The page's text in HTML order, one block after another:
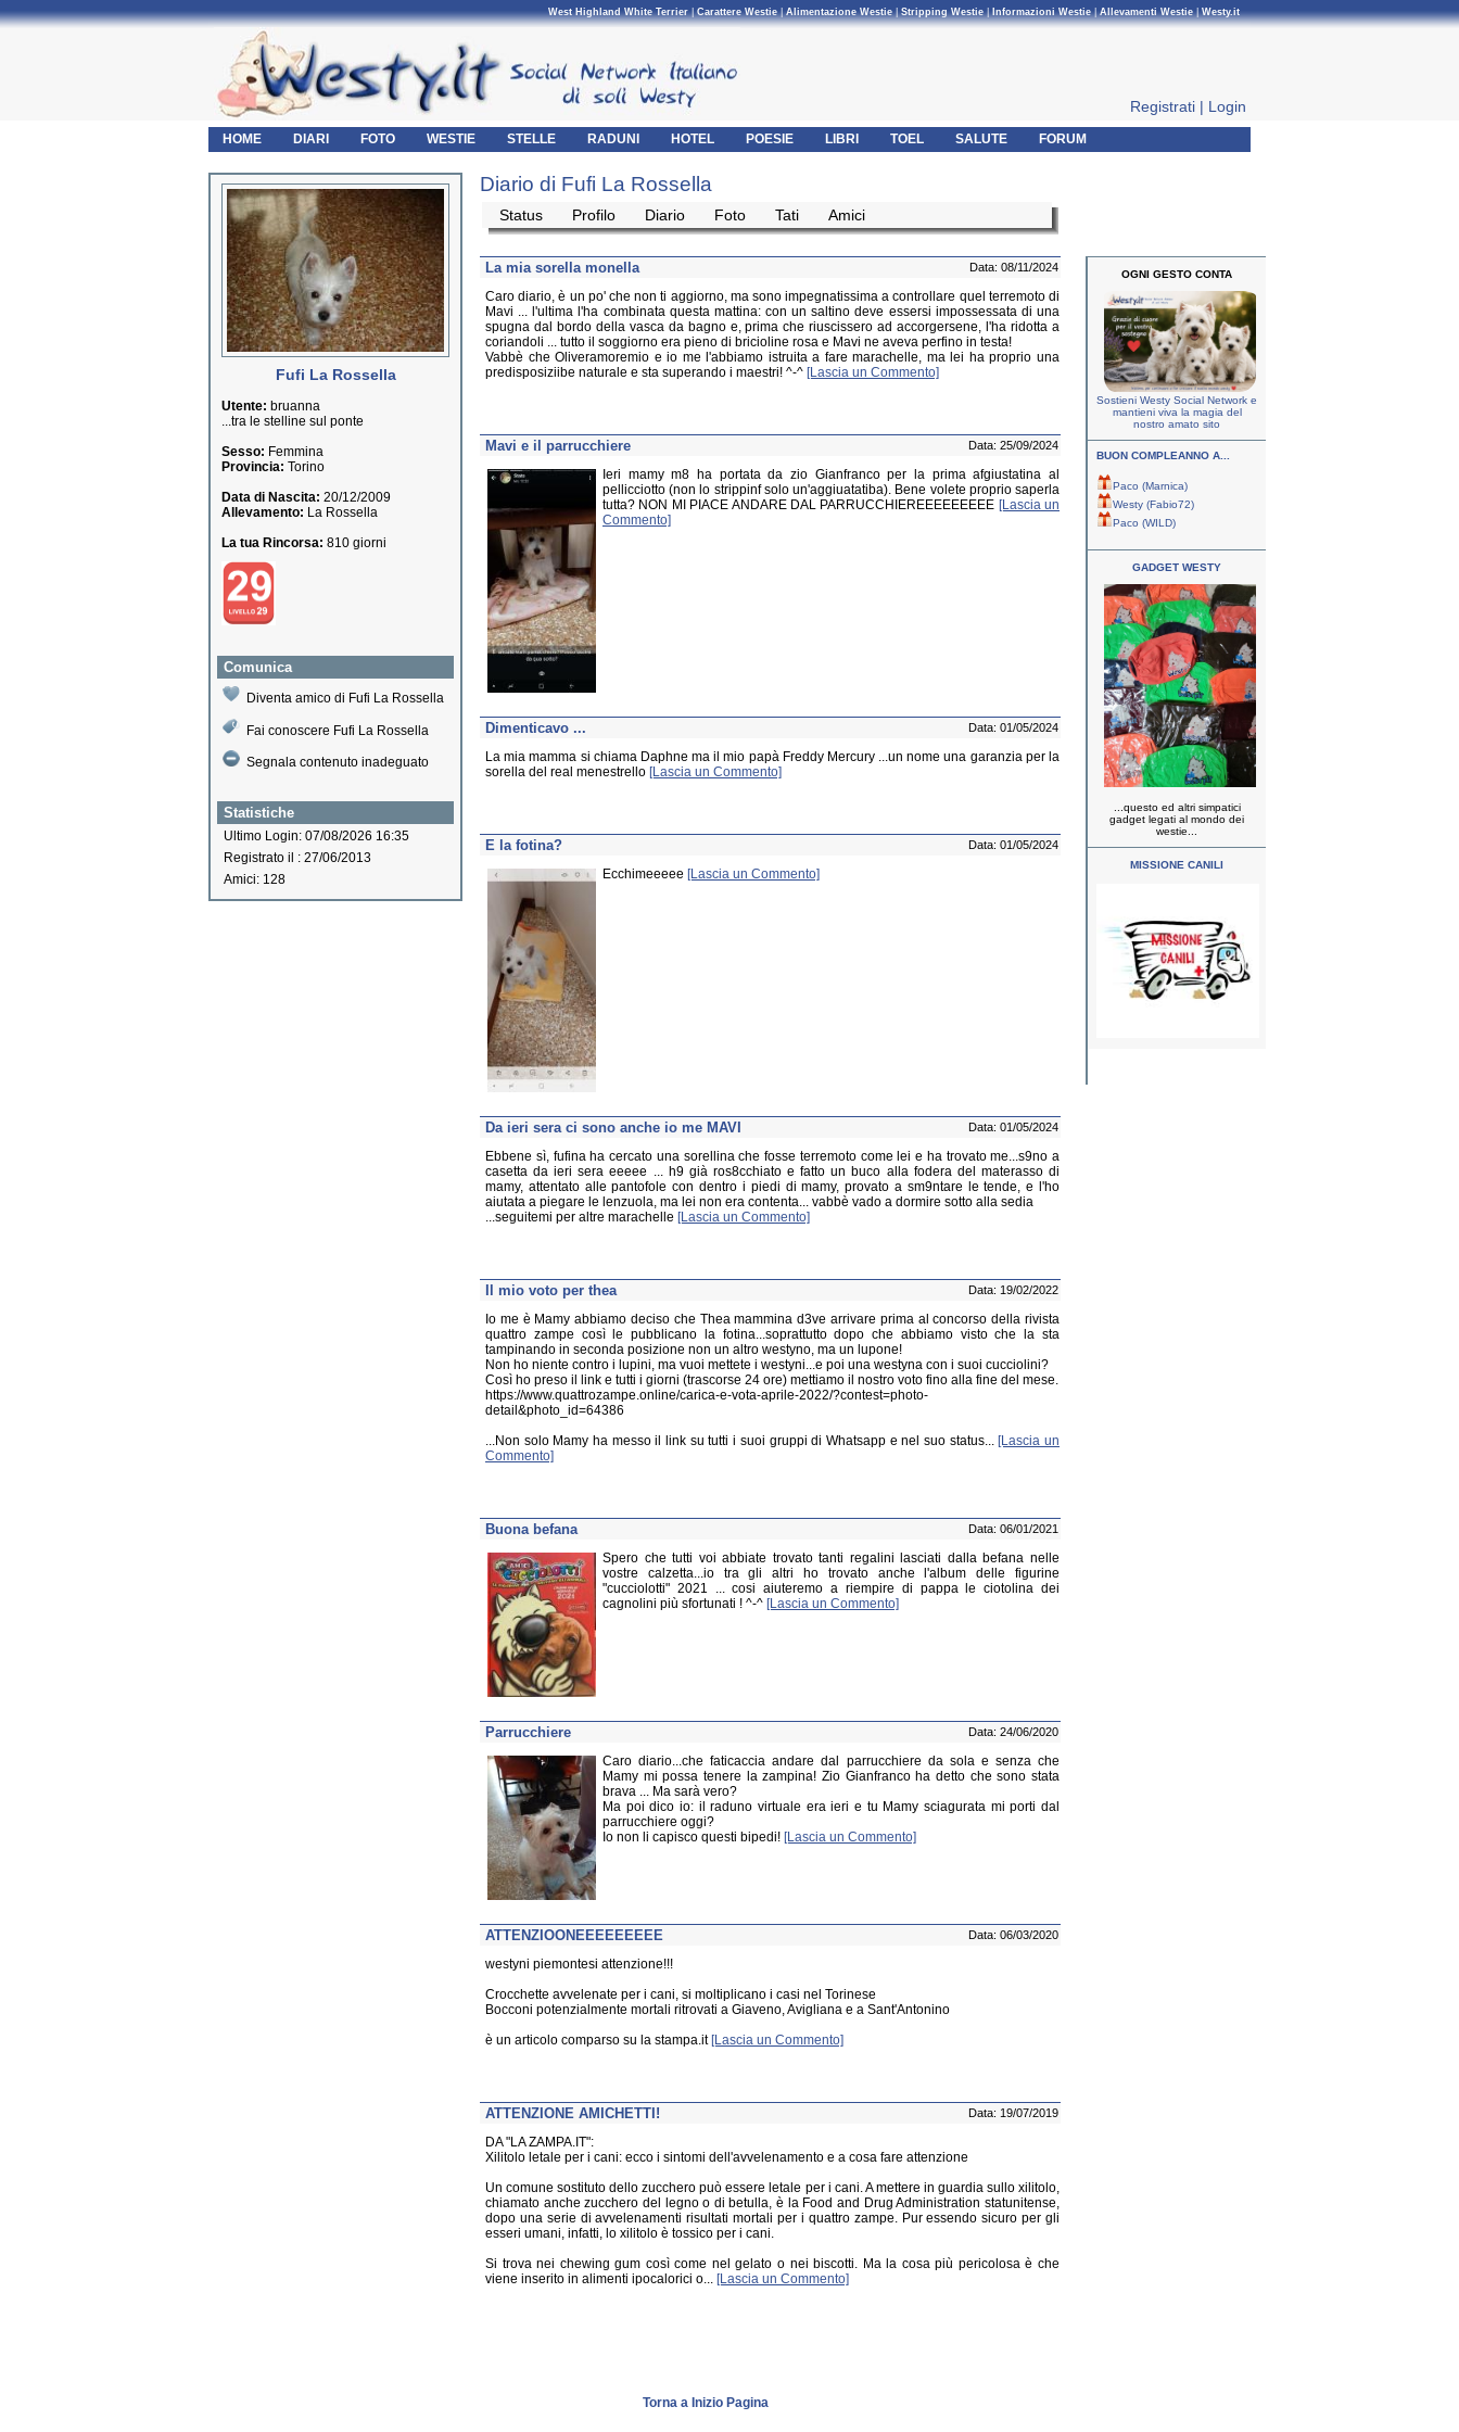
West Highland White Terrier|Carattere Westie|Alimentazione Westie|Stripping Westie| Informazioni Westie|Allevamenti Westie|Westy.it
Registrati | Login
HOME DIARI FOTO WESTIE STELLE RADUNI HOTEL POESIE LIBRI TOEL SALUTE FORUM
Fufi La Rossella
Utente: bruanna
...tra le stelline sul ponte
Sesso: Femmina
Provincia: Torino
Data di Nascita: 20/12/2009
Allevamento: La Rossella
La tua Rincorsa: 810 giorni
Comunica
Diventa amico di Fufi La Rossella
Fai conoscere Fufi La Rossella
Segnala contenuto inadeguato
Statistiche
Ultimo Login: 07/08/2026 16:35
Registrato il : 27/06/2013
Amici: 128
Diario di Fufi La Rossella
Status Profilo Diario Foto Tati Amici
La mia sorella monella Data: 08/11/2024
Caro diario, è un po' che non ti aggiorno, ma sono impegnatissima a controllare quel terremoto di
Mavi ... l'ultima l'ha combinata questa mattina: con un saltino deve essersi impossessata di una
spugna dal bordo della vasca da bagno e, prima che riuscissero ad accorgersene, l'ha ridotta a
coriandoli ... tutto il soggiorno era pieno di bricioline rosa e Mavi ne aveva perfino in testa!
Vabbè che Oliveramoremio e io me l'abbiamo istruita a fare marachelle, ma lei ha proprio una
predisposiziibe naturale e sta superando i maestri! ^-^ [Lascia un Commento]
Mavi e il parrucchiere Data: 25/09/2024
Ieri mamy m8 ha portata da zio Gianfranco per la prima afgiustatina al
pellicciotto (non lo strippinf solo un'aggiuatatiba). Bene volete proprio saperla
tutta? NON MI PIACE ANDARE DAL PARRUCCHIEREEEEEEEEE [Lascia un
Commento]
Dimenticavo ... Data: 01/05/2024
La mia mamma si chiama Daphne ma il mio papà Freddy Mercury ...un nome una garanzia per la
sorella del real menestrello [Lascia un Commento]
E la fotina? Data: 01/05/2024
Ecchimeeeee [Lascia un Commento]
Da ieri sera ci sono anche io me MAVI Data: 01/05/2024
Ebbene sì, fufina ha cercato una sorellina che fosse terremoto come lei e ha trovato me...s9no a
casetta da ieri sera eeeee ... h9 già ros8cchiato e fatto un buco alla fodera del materasso di
mamy, attentato alle pantofole con dentro i piedi di mamy, provato a sm9ntare le tende, e l'ho
aiutata a piegare le lenzuola, ma lei non era contenta... vabbè vado a dormire sotto alla sedia
...seguitemi per altre marachelle [Lascia un Commento]
Il mio voto per thea Data: 19/02/2022
Io me è Mamy abbiamo deciso che Thea mammina d3ve arrivare prima al concorso della rivista
quattro zampe così le pubblicano la fotina...soprattutto dopo che abbiamo visto che la sta
tampinando in seconda posizione non un altro westyno, ma un lupone!
Non ho niente contro i lupini, ma vuoi mettete i westyni...e poi una westyna con i suoi cucciolini?
Così ho preso il link e tutti i giorni (trascorse 24 ore) mettiamo il nostro voto fino alla fine del mese.
https://www.quattrozampe.online/carica-e-vota-aprile-2022/?contest=photo-
detail&photo_id=64386
...Non solo Mamy ha messo il link su tutti i suoi gruppi di Whatsapp e nel suo status...[Lascia un
Commento]
Buona befana Data: 06/01/2021
Spero che tutti voi abbiate trovato tanti regalini lasciati dalla befana nelle
vostre calzetta...io tra gli altri ho trovato anche l'album delle figurine
"cucciolotti" 2021 ... cosi aiuteremo a riempire di pappa le ciotolina dei
cagnolini più sfortunati ! ^-^ [Lascia un Commento]
Parrucchiere Data: 24/06/2020
Caro diario...che faticaccia andare dal parrucchiere da sola e senza che
Mamy mi possa tenere la zampina! Zio Gianfranco ha detto che sono stata
brava ... Ma sarà vero?
Ma poi dico io: il raduno virtuale era ieri e tu Mamy sciagurata mi porti dal
parrucchiere oggi?
Io non li capisco questi bipedi! [Lascia un Commento]
ATTENZIOONEEEEEEEEE Data: 06/03/2020
westyni piemontesi attenzione!!!
Crocchette avvelenate per i cani, si moltiplicano i casi nel Torinese
Bocconi potenzialmente mortali ritrovati a Giaveno, Avigliana e a Sant'Antonino
è un articolo comparso su la stampa.it [Lascia un Commento]
ATTENZIONE AMICHETTI! Data: 19/07/2019
DA "LA ZAMPA.IT":
Xilitolo letale per i cani: ecco i sintomi dell'avvelenamento e a cosa fare attenzione
Un comune sostituto dello zucchero può essere letale per i cani. A mettere in guardia sullo xilitolo,
chiamato anche zucchero del legno o di betulla, è la Food and Drug Administration statunitense,
dopo una serie di avvelenamenti risultati mortali per i quattro zampe. Pur essendo sicuro per gli
esseri umani, infatti, lo xilitolo è tossico per i cani.
Si trova nei chewing gum così come nel gelato o nei biscotti. Ma la cosa più pericolosa è che
viene inserito in alimenti ipocalorici o... [Lascia un Commento]
OGNI GESTO CONTA
Sostieni Westy Social Network e
mantieni viva la magia del
nostro amato sito
BUON COMPLEANNO A...
Paco (Marnica)
Westy (Fabio72)
Paco (WILD)
GADGET WESTY
...questo ed altri simpatici
gadget legati al mondo dei
westie...
MISSIONE CANILI
Torna a Inizio Pagina